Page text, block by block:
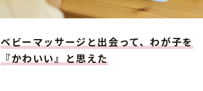
ベビーマッサージと出会って、わが子を
『かわいい』と思えた